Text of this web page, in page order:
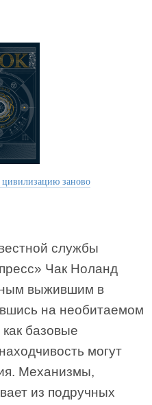
цивилизацию заново
службы
Чак Ноланд
выжившим в
на необитаемом
базовые
могут
Механизмы,
из подручных